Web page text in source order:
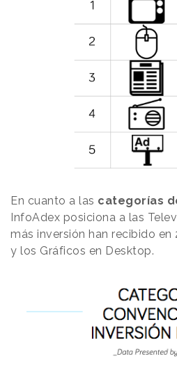
En cuanto a las categorías
InfoAdex posiciona a las
más inversión han recibido
y los Gráficos en Desktop.